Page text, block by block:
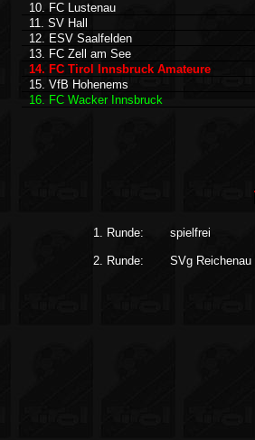
10. FC Lustenau
11. SV Hall
12. ESV Saalfelden
13. FC Zell am See
14. FC Tirol Innsbruck Amateure
15. VfB Hohenems
16. FC Wacker Innsbruck
1. Runde:
2. Runde:
spielfrei
SVg